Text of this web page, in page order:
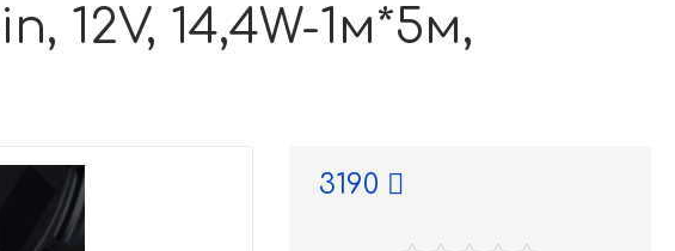
12V, 14,4W-1м*5м,
3190